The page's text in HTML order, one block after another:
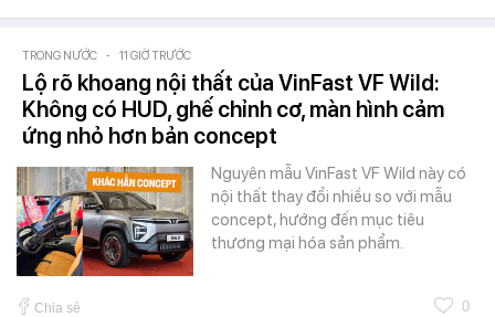
TRONG NƯỚC - 11 GIỜ TRƯỚC
Lộ rõ khoang nội thất của VinFast VF Wild:
Không có HUD, ghế chỉnh cơ, màn hình cảm
ứng nhỏ hơn bản concept
Nguyên mẫu VinFast VF Wild này có
nội thất thay đổi nhiều so với mẫu
concept, hướng đến mục tiêu
thương mại hóa sản phẩm.
Chia sẻ 0